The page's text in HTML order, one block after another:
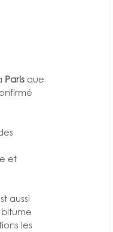
Paris que
et
aussi
bitume
les